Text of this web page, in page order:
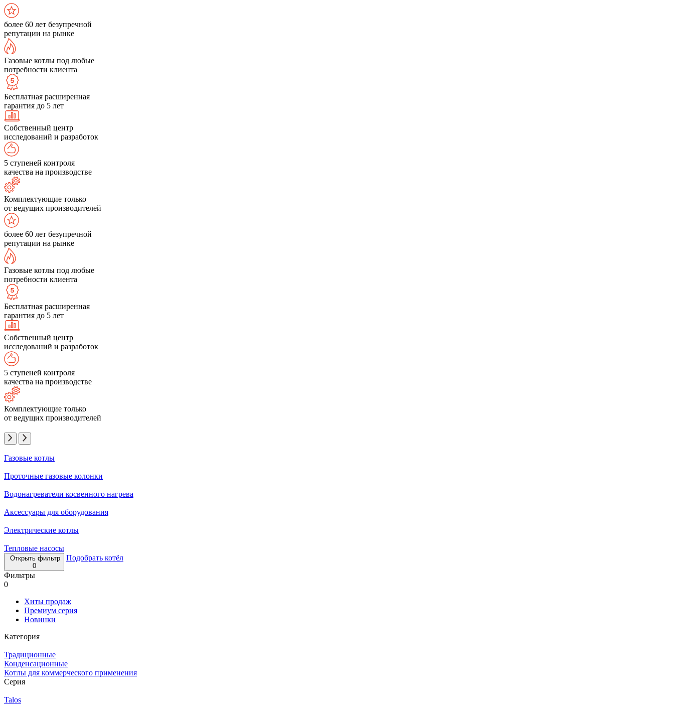
более 60 лет безупречной
репутации на рынке
Газовые котлы под любые
потребности клиента
Бесплатная расширенная
гарантия до 5 лет
Собственный центр
исследований и разработок
5 ступеней контроля
качества на производстве
Комплектующие только
от ведущих производителей
более 60 лет безупречной
репутации на рынке
Газовые котлы под любые
потребности клиента
Бесплатная расширенная
гарантия до 5 лет
Собственный центр
исследований и разработок
5 ступеней контроля
качества на производстве
Комплектующие только
от ведущих производителей
Газовые котлы
Проточные газовые колонки
Водонагреватели косвенного нагрева
Аксессуары для оборудования
Электрические котлы
Тепловые насосы
Открыть фильтр
0
Подобрать котёл
Фильтры
0
Хиты продаж
Премиум серия
Новинки
Категория
Традиционные
Конденсационные
Котлы для коммерческого применения
Серия
Talos